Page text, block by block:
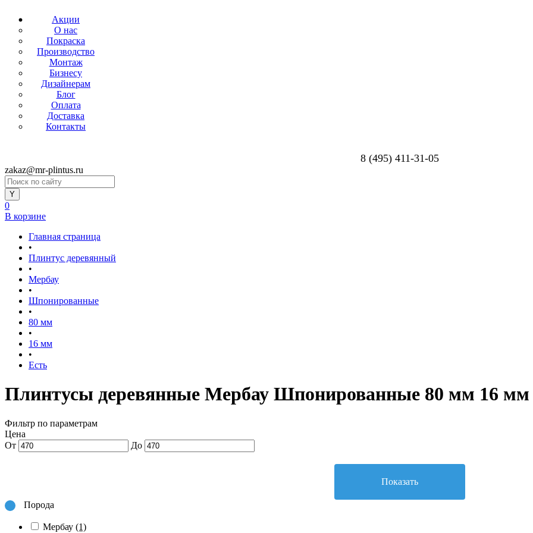
Акции
О нас
Покраска
Производство
Монтаж
Бизнесу
Дизайнерам
Блог
Оплата
Доставка
Контакты
8 (495) 411-31-05
zakaz@mr-plintus.ru
0
В корзине
Главная страница
•
Плинтус деревянный
•
Мербау
•
Шпонированные
•
80 мм
•
16 мм
•
Есть
Плинтусы деревянные Мербау Шпонированные 80 мм 16 мм
Фильтр по параметрам
Цена
От
До
Показать
Порода
Мербау (1)